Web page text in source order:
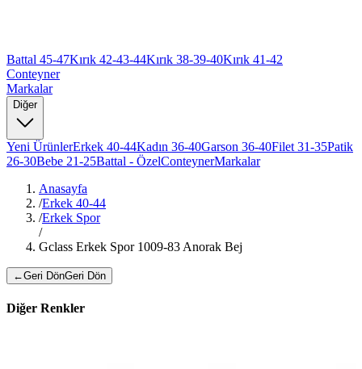
Battal 45-47Kırık 42-43-44Kırık 38-39-40Kırık 41-42
Conteyner
Markalar
Diğer
Yeni ÜrünlerErkek 40-44Kadın 36-40Garson 36-40Filet 31-35Patik
26-30Bebe 21-25Battal - ÖzelConteynerMarkalar
Anasayfa
/Erkek 40-44
/Erkek Spor
/
Gclass Erkek Spor 1009-83 Anorak Bej
←Geri DönGeri Dön
Diğer Renkler